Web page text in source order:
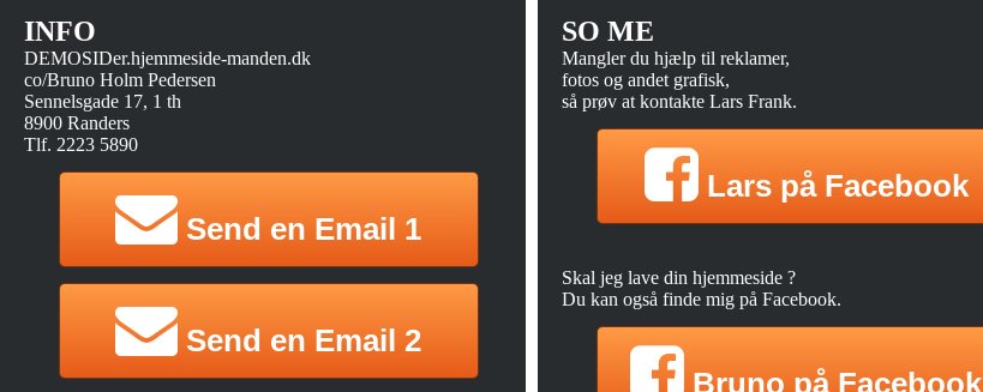
INFO
DEMOSIDer.hjemmeside-manden.dk
co/Bruno Holm Pedersen
Sennelsgade 17, 1 th
8900 Randers
Tlf. 2223 5890
Send en Email 1
Send en Email 2
SO ME
Mangler du hjælp til reklamer,
fotos og andet grafisk,
så prøv at kontakte Lars Frank.
Lars på Facebook
Skal jeg lave din hjemmeside ?
Du kan også finde mig på Facebook.
Bruno på Facebook